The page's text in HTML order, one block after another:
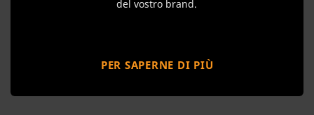
del vostro brand.
PER SAPERNE DI PIÙ